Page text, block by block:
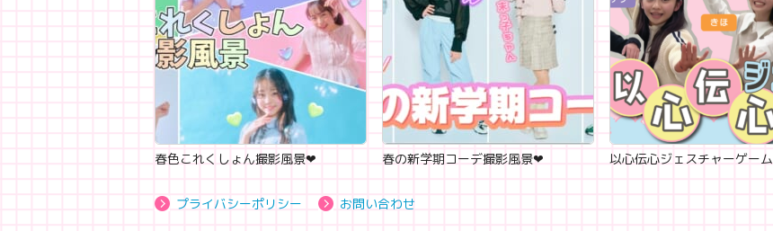
春色これくしょん撮影風景‪‪❤︎‬ 春の新学期コーデ撮影風景‪‪❤︎‬ 以心伝心ジェスチャーゲーム
プライバシーポリシー お問い合わせ